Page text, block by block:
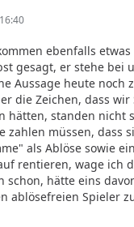
ebenfalls
gesagt, er stehe bei
Aussage heute noch
die Zeichen, dass wir
hätten, standen nicht
zahlen müssen, dass
als Ablöse sowie
rentieren, wage ich
schon, hätte eins
ablösefreien Spieler